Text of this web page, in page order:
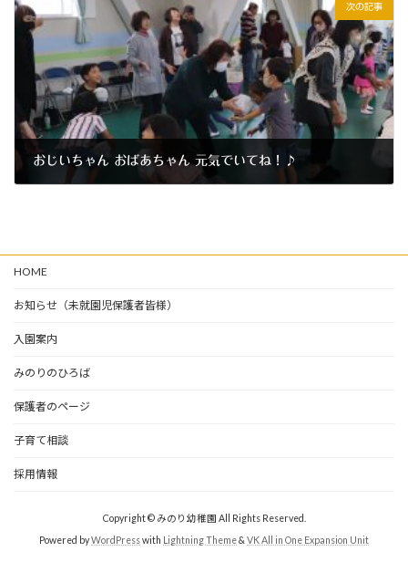
次の記事
おじいちゃん おばあちゃん 元気でいてね！♪
HOME
お知らせ（未就園児保護者皆様）
入園案内
みのりのひろば
保護者のページ
子育て相談
採用情報
Copyright © みのり幼稚園 All Rights Reserved.
Powered byWordPresswith Lightning Theme& VK All in One Expansion Unit